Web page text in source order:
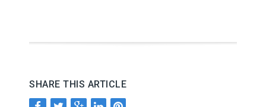
SHARE THIS ARTICLE